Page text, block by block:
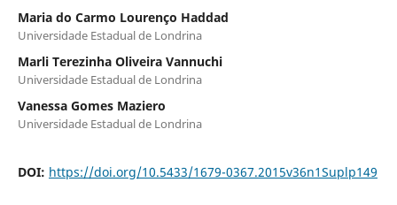
Maria do Carmo Lourenço Haddad
Universidade Estadual de Londrina
Marli Terezinha Oliveira Vannuchi
Universidade Estadual de Londrina
Vanessa Gomes Maziero
Universidade Estadual de Londrina
DOI: https://doi.org/10.5433/1679-0367.2015v36n1Suplp149